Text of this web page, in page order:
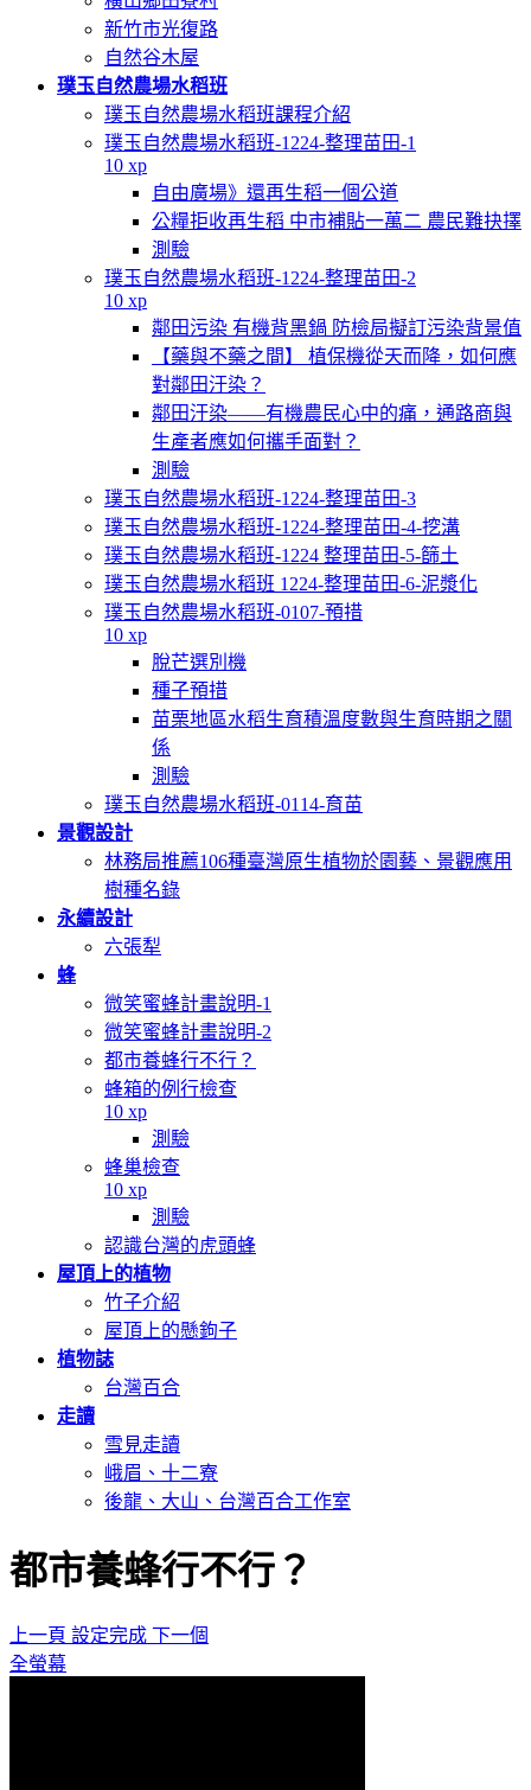
新竹市光復路
自然谷木屋
璞玉自然農場水稻班
璞玉自然農場水稻班課程介紹
璞玉自然農場水稻班-1224-整理苗田-1
10 xp
自由廣場》還再生稻一個公道
公糧拒收再生稻 中市補貼一萬二 農民難抉擇
測驗
璞玉自然農場水稻班-1224-整理苗田-2
10 xp
鄰田污染 有機背黑鍋 防檢局擬訂污染背景值
【藥與不藥之間】 植保機從天而降，如何應
對鄰田汙染？
鄰田汙染——有機農民心中的痛，通路商與
生產者應如何攜手面對？
測驗
璞玉自然農場水稻班-1224-整理苗田-3
璞玉自然農場水稻班-1224-整理苗田-4-挖溝
璞玉自然農場水稻班-1224 整理苗田-5-篩土
璞玉自然農場水稻班 1224-整理苗田-6-泥漿化
璞玉自然農場水稻班-0107-預措
10 xp
脫芒選別機
種子預措
苗栗地區水稻生育積溫度數與生育時期之關
係
測驗
璞玉自然農場水稻班-0114-育苗
景觀設計
林務局推薦106種臺灣原生植物於園藝、景觀應用
樹種名錄
永續設計
六張犁
蜂
微笑蜜蜂計畫說明-1
微笑蜜蜂計畫說明-2
都市養蜂行不行？
蜂箱的例行檢查
10 xp
測驗
蜂巢檢查
10 xp
測驗
認識台灣的虎頭蜂
屋頂上的植物
竹子介紹
屋頂上的懸鉤子
植物誌
台灣百合
走讀
雪見走讀
峨眉、十二寮
後龍、大山、台灣百合工作室
都市養蜂行不行？
上一頁 設定完成 下一個
全螢幕